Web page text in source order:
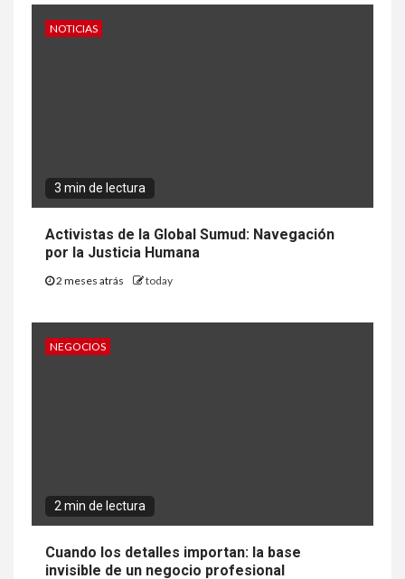
NOTICIAS
3 min de lectura
Activistas de la Global Sumud: Navegación
por la Justicia Humana
2 meses atrás today
NEGOCIOS
2 min de lectura
Cuando los detalles importan: la base
invisible de un negocio profesional